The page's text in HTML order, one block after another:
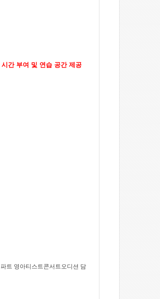
간 부여 및 연습 공간 제공
트 영아티스트콘서트오디션 담